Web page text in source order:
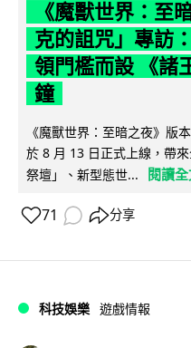
《魔獸世界：至
克的詛咒」專訪
領門檻而設 《諸
鐘
《魔獸世界：至暗之夜》版
於 8 月 13 日正式上線，帶
祭壇」、新型態世...
閱讀
71 分享
科技娛樂 遊戲情報